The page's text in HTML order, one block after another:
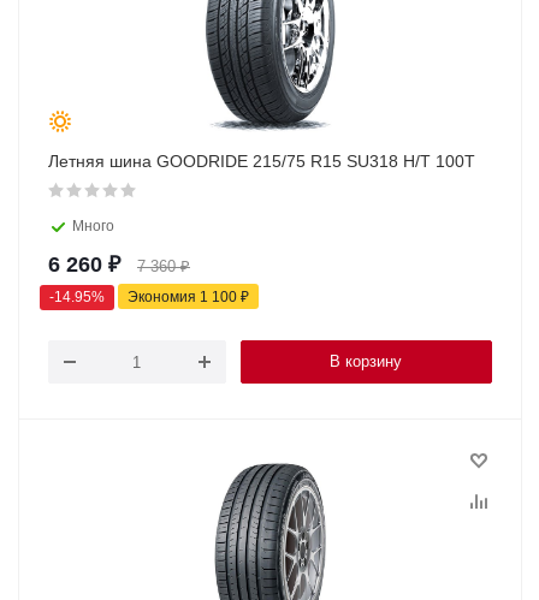
Летняя шина GOODRIDE 215/75 R15 SU318 H/T 100T
Много
6 260 ₽ 7 360₽
-14.95% Экономия 1 100 ₽
В корзину